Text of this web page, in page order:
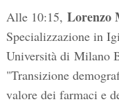
Alle 10:15, Lorenzo
Specializzazione in
Università di Milano
"Transizione
valore dei farmaci e